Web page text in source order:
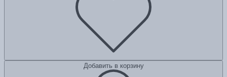
Добавить в корзину